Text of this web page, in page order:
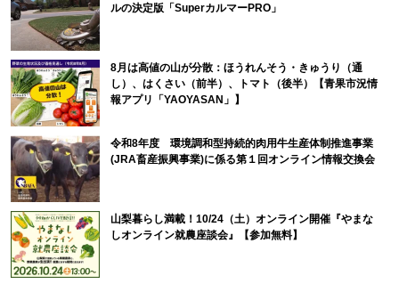
ルの決定版「SuperカルマーPRO」
8月は高値の山が分散：ほうれんそう・きゅうり（通
し）、はくさい（前半）、トマト（後半）【青果市況情
報アプリ「YAOYASAN」】
令和8年度 環境調和型持続的肉用牛生産体制推進事業
(JRA畜産振興事業)に係る第１回オンライン情報交換会
山梨暮らし満載！10/24（土）オンライン開催『やまな
しオンライン就農座談会』【参加無料】